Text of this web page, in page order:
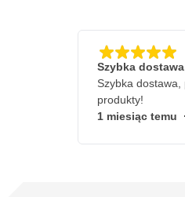
Szybka
Szybka
produkty!
1 miesiąc temu